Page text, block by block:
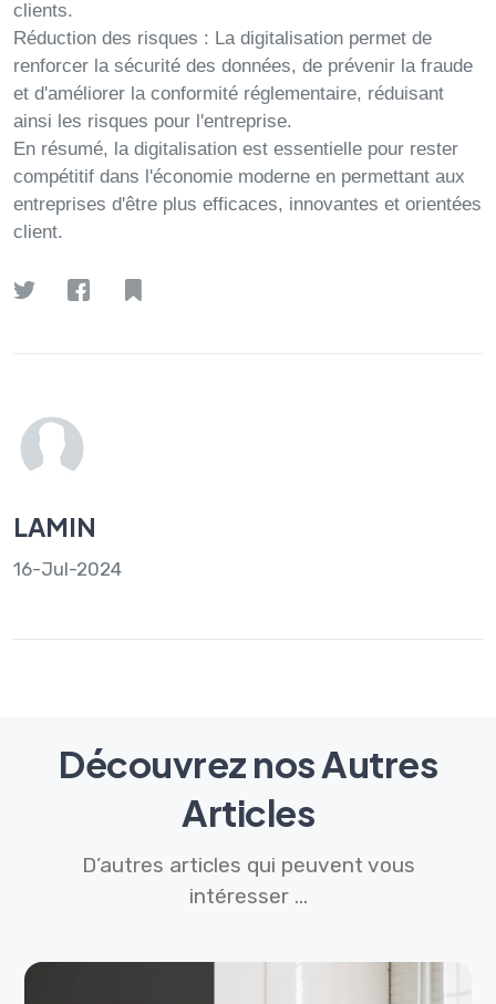
clients.
Réduction des risques : La digitalisation permet de
renforcer la sécurité des données, de prévenir la fraude
et d'améliorer la conformité réglementaire, réduisant
ainsi les risques pour l'entreprise.
En résumé, la digitalisation est essentielle pour rester
compétitif dans l'économie moderne en permettant aux
entreprises d'être plus efficaces, innovantes et orientées
client.
LAMIN
16-Jul-2024
Découvrez nos Autres
Articles
D’autres articles qui peuvent vous
intéresser ...